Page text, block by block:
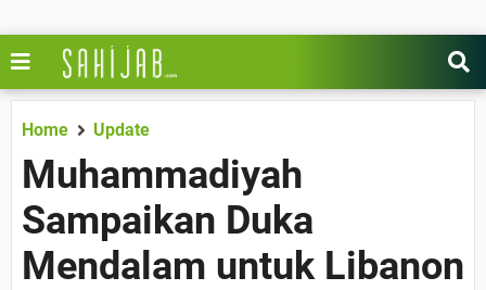
Home Update
Muhammadiyah
Sampaikan Duka
Mendalam untuk Libanon